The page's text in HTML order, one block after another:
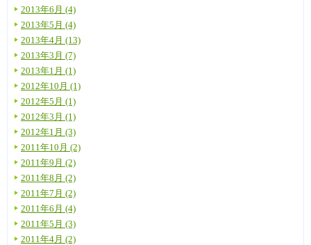
2013年6月 (4)
2013年5月 (4)
2013年4月 (13)
2013年3月 (7)
2013年1月 (1)
2012年10月 (1)
2012年5月 (1)
2012年3月 (1)
2012年1月 (3)
2011年10月 (2)
2011年9月 (2)
2011年8月 (2)
2011年7月 (2)
2011年6月 (4)
2011年5月 (3)
2011年4月 (2)